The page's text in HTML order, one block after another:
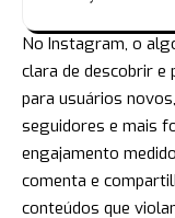
No Instagram, o
clara de descobrir
para usuários
seguidores e mais
engajamento
comenta e
conteúdos que